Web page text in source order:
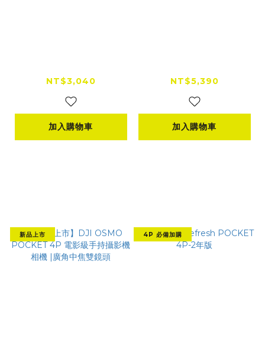
（1v1）| 四發一收|超
輕巧
NT$3,040
加入購物車
（1v2含充電盒）|四發
一收| 超輕巧
NT$5,390
加入購物車
新品上市 4P 必備加購